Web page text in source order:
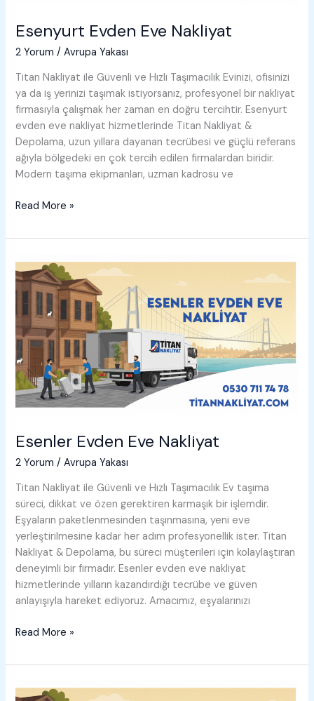
Esenyurt Evden Eve Nakliyat
2 Yorum /Avrupa Yakası
Titan Nakliyat ile Güvenli ve Hızlı Taşımacılık Evinizi, ofisinizi
ya da iş yerinizi taşımak istiyorsanız, profesyonel bir nakliyat
firmasıyla çalışmak her zaman en doğru tercihtir. Esenyurt
evden eve nakliyat hizmetlerinde Titan Nakliyat &
Depolama, uzun yıllara dayanan tecrübesi ve güçlü referans
ağıyla bölgedeki en çok tercih edilen firmalardan biridir.
Modern taşıma ekipmanları, uzman kadrosu ve
Esenyurt
Eve
Read More »
Esenler Evden Eve Nakliyat
2 Yorum /Avrupa Yakası
Titan Nakliyat ile Güvenli ve Hızlı Taşımacılık Ev taşıma
süreci, dikkat ve özen gerektiren karmaşık bir işlemdir.
Eşyaların paketlenmesinden taşınmasına, yeni eve
yerleştirilmesine kadar her adım profesyonellik ister. Titan
Nakliyat & Depolama, bu süreci müşterileri için kolaylaştıran
deneyimli bir firmadır. Esenler evden eve nakliyat
hizmetlerinde yılların kazandırdığı tecrübe ve güven
anlayışıyla hareket ediyoruz. Amacımız, eşyalarınızı
Esenler
Eve
Read More »